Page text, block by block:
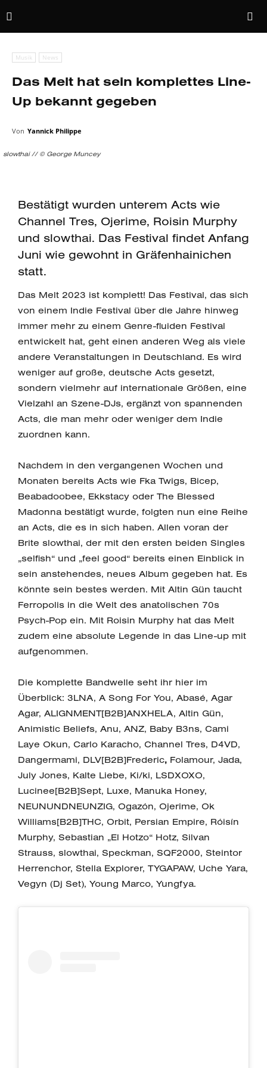
Musik News
Das Melt hat sein komplettes Line-
Up bekannt gegeben
Von Yannick Philippe
slowthai // © George Muncey
Bestätigt wurden unterem Acts wie
Channel Tres, Ojerime, Roisin Murphy
und slowthai. Das Festival findet Anfang
Juni wie gewohnt in Gräfenhainichen
statt.
Das Melt 2023 ist komplett! Das Festival, das sich
von einem Indie Festival über die Jahre hinweg
immer mehr zu einem Genre-fluiden Festival
entwickelt hat, geht einen anderen Weg als viele
andere Veranstaltungen in Deutschland. Es wird
weniger auf große, deutsche Acts gesetzt,
sondern vielmehr auf internationale Größen, eine
Vielzahl an Szene-DJs, ergänzt von spannenden
Acts, die man mehr oder weniger dem Indie
zuordnen kann.
Nachdem in den vergangenen Wochen und
Monaten bereits Acts wie Fka Twigs, Bicep,
Beabadoobee, Ekkstacy oder The Blessed
Madonna bestätigt wurde, folgten nun eine Reihe
an Acts, die es in sich haben. Allen voran der
Brite slowthai, der mit den ersten beiden Singles
„selfish“ und „feel good“ bereits einen Einblick in
sein anstehendes, neues Album gegeben hat. Es
könnte sein bestes werden. Mit Altin Gün taucht
Ferropolis in die Welt des anatolischen 70s
Psych-Pop ein. Mit Roisin Murphy hat das Melt
zudem eine absolute Legende in das Line-up mit
aufgenommen.
Die komplette Bandwelle seht ihr hier im
Überblick: 3LNA, A Song For You, Abasé, Agar
Agar, ALIGNMENT[B2B]ANXHELA, Altin Gün,
Animistic Beliefs, Anu, ANZ, Baby B3ns, Cami
Laye Okun, Carlo Karacho, Channel Tres, D4VD,
Dangermami, DLV[B2B]Frederic, Folamour, Jada,
July Jones, Kalte Liebe, Ki/ki, LSDXOXO,
Lucinee[B2B]Sept, Luxe, Manuka Honey,
NEUNUNDNEUNZIG, Ogazón, Ojerime, Ok
Williams[B2B]THC, Orbit, Persian Empire, Róisín
Murphy, Sebastian „El Hotzo“ Hotz, Silvan
Strauss, slowthai, Speckman, SQF2000, Steintor
Herrenchor, Stella Explorer, TYGAPAW, Uche Yara,
Vegyn (Dj Set), Young Marco, Yungfya.